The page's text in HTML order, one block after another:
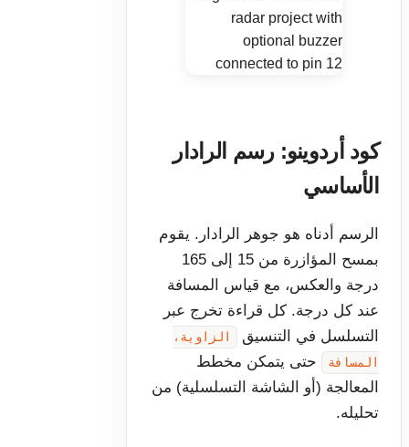
كود أردوينو: رسم الرادار
الأساسي
الرسم أدناه هو جوهر الرادار. يقوم
بمسح المؤازرة من 15 إلى 165
درجة والعكس، مع قياس المسافة
عند كل درجة. كل قراءة تخرج عبر
التسلسل في التنسيق
الزاوية،
المسافة
حتى يتمكن مخطط
المعالجة (أو الشاشة التسلسلية) من
تحليله.